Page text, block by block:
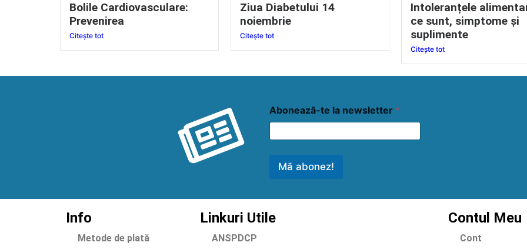
Bolile Cardiovasculare:
Prevenirea
Citește tot
Ziua Diabetului 14
noiembrie
Citește tot
Intoleranțele
ce sunt, simptome și
suplimente
Citește tot
Abonează-te la newsletter *
Mă abonez!
Info
Metode de plată
Linkuri Utile
ANSPDCP
Contul Meu
Cont